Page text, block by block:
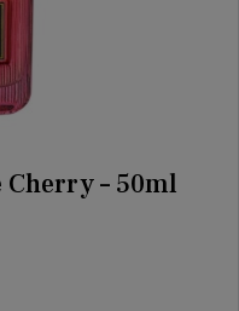
– 50ml